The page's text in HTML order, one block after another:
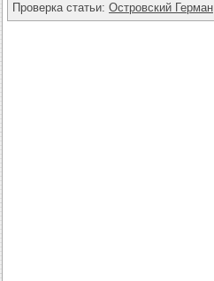
Проверка статьи: Островский Герман